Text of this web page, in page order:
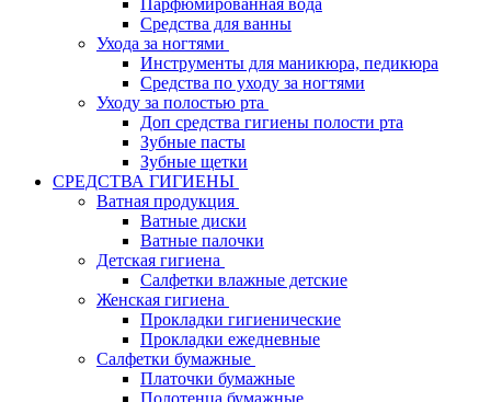
Парфюмированная вода
Средства для ванны
Ухода за ногтями
Инструменты для маникюра, педикюра
Средства по уходу за ногтями
Уходу за полостью рта
Доп средства гигиены полости рта
Зубные пасты
Зубные щетки
СРЕДСТВА ГИГИЕНЫ
Ватная продукция
Ватные диски
Ватные палочки
Детская гигиена
Салфетки влажные детские
Женская гигиена
Прокладки гигиенические
Прокладки ежедневные
Салфетки бумажные
Платочки бумажные
Полотенца бумажные